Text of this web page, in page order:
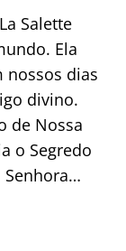
Salette
Ela
nossos dias
divino.
de Nossa
o Segredo
Senhora…